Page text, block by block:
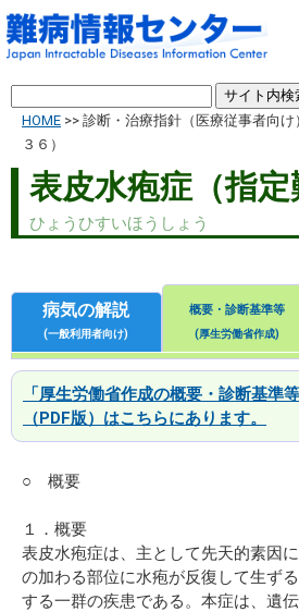
HOME >> 診断・治療指針（医療従事者向け
３６）
表皮水疱症（指定
ひょうひすいほうしょう
病気の解説
(一般利用者向け)
概要・診断基準等
(厚生労働省作成)
「厚生労働省作成の概要・診断基準
（PDF版）はこちらにあります。
○ 概要
１．概要
表皮水疱症は、主として先天的素因
の加わる部位に水疱が反復して生ず
する一群の疾患である。本症は、遺